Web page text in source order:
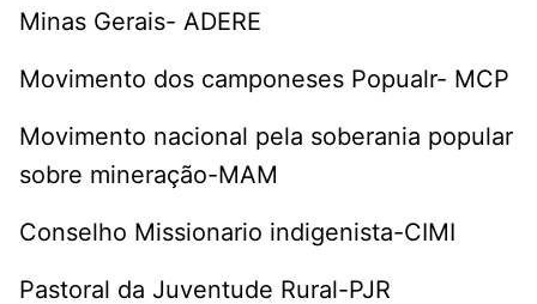
Minas Gerais- ADERE
Movimento dos camponeses Popualr- MCP
Movimento nacional pela soberania popular
sobre mineração-MAM
Conselho Missionario indigenista-CIMI
Pastoral da Juventude Rural-PJR